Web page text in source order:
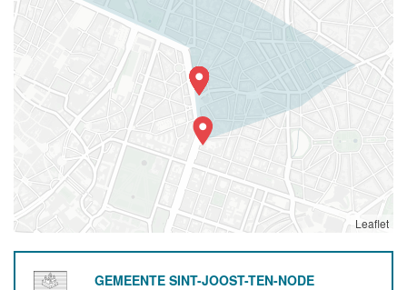
Leaflet
GEMEENTE SINT-JOOST-TEN-NODE